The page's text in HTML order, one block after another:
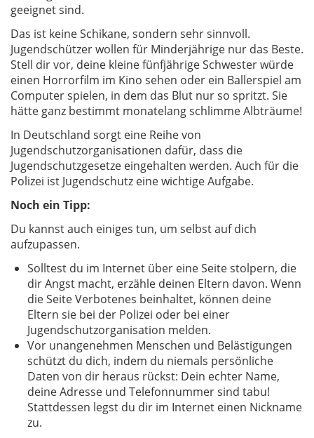
geeignet sind.
Das ist keine Schikane, sondern sehr sinnvoll.
Jugendschützer wollen für Minderjährige nur das Beste.
Stell dir vor, deine kleine fünfjährige Schwester würde
einen Horrorfilm im Kino sehen oder ein Ballerspiel am
Computer spielen, in dem das Blut nur so spritzt. Sie
hätte ganz bestimmt monatelang schlimme Albträume!
In Deutschland sorgt eine Reihe von
Jugendschutzorganisationen dafür, dass die
Jugendschutzgesetze eingehalten werden. Auch für die
Polizei ist Jugendschutz eine wichtige Aufgabe.
Noch ein Tipp:
Du kannst auch einiges tun, um selbst auf dich
aufzupassen.
Solltest du im Internet über eine Seite stolpern, die
dir Angst macht, erzähle deinen Eltern davon. Wenn
die Seite Verbotenes beinhaltet, können deine
Eltern sie bei der Polizei oder bei einer
Jugendschutzorganisation melden.
Vor unangenehmen Menschen und Belästigungen
schützt du dich, indem du niemals persönliche
Daten von dir heraus rückst: Dein echter Name,
deine Adresse und Telefonnummer sind tabu!
Stattdessen legst du dir im Internet einen Nickname
zu.